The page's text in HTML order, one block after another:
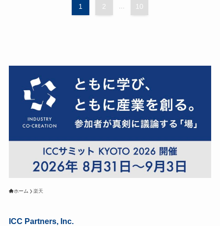
1 2 10
ホーム 楽天
ICC Partners, Inc.